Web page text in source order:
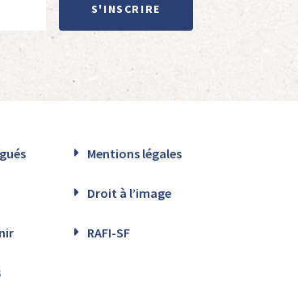
S'INSCRIRE
Mentions légales
Droit à l’image
RAFI-SF